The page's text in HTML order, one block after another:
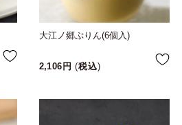
大江ノ郷ぷりん(6個入)
2,106 税込